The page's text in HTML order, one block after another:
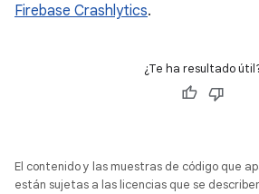
Firebase Crashlytics.
¿Te ha resultado
El contenido y las muestras de código que
están sujetas a las licencias que se